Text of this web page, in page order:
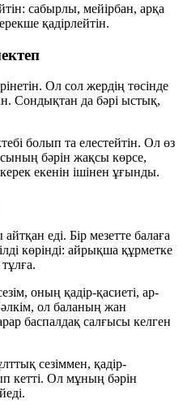
сабырлы, мейірбан, арқа
қадірлейтін.
Ол сол жердің төсінде
Сондықтан да бәрі ыстық,
болып та елестейтін. Ол өз
бәрін жақсы көрсе,
екенін ішінен ұғынды.
еді. Бір мезетте балаға
көрінді: айрықша құрметке
оның қадір-қасиеті, ар-
ол баланың жан
баспалдақ салғысы келген
сезіммен, қадір-
кетті. Ол мұның бәрін